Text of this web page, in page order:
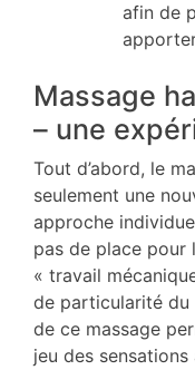
afin de
Massage
– une
Tout d’abord, le
seulement une
approche
pas de place pour
« travail
de particularité
de ce massage
jeu des